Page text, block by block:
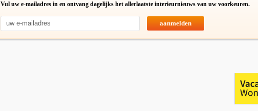
Vul uw e-mailadres in en ontvang dagelijks het allerlaatste interieurnieuws van uw voorkeuren.
aanmelden